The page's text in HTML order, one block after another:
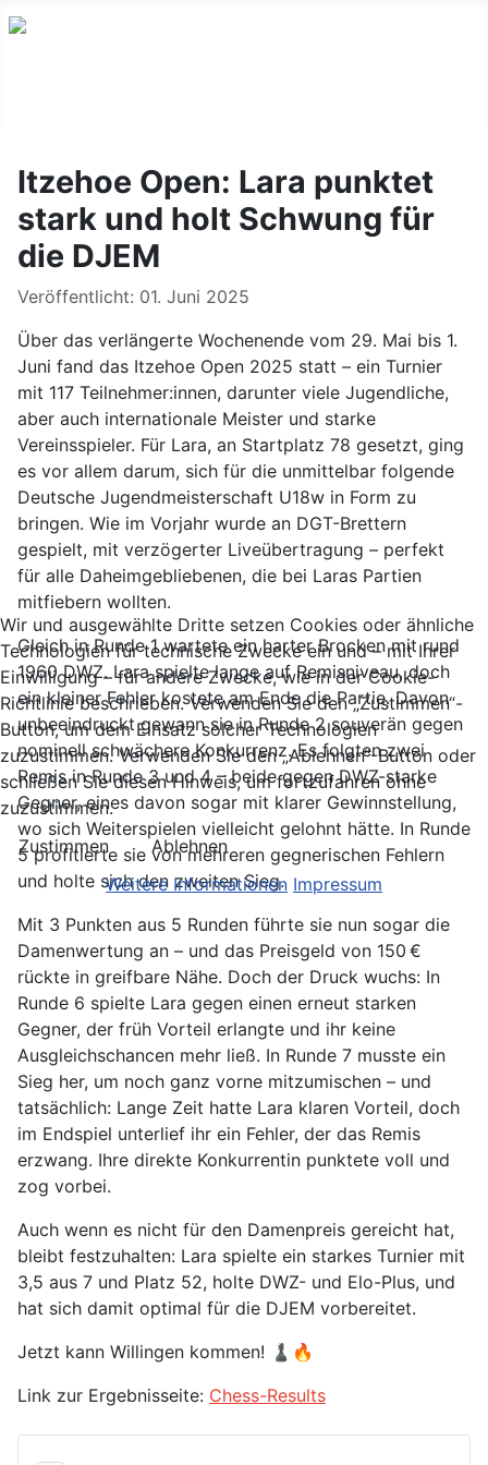
Itzehoe Open: Lara punktet
stark und holt Schwung für
die DJEM
Details
Veröffentlicht: 01. Juni 2025
Über das verlängerte Wochenende vom 29. Mai bis 1.
Juni fand das Itzehoe Open 2025 statt – ein Turnier
mit 117 Teilnehmer:innen, darunter viele Jugendliche,
aber auch internationale Meister und starke
Vereinsspieler. Für Lara, an Startplatz 78 gesetzt, ging
es vor allem darum, sich für die unmittelbar folgende
Deutsche Jugendmeisterschaft U18w in Form zu
bringen. Wie im Vorjahr wurde an DGT-Brettern
gespielt, mit verzögerter Liveübertragung – perfekt
für alle Daheimgebliebenen, die bei Laras Partien
mitfiebern wollten.
Gleich in Runde 1 wartete ein harter Brocken mit rund
1960 DWZ. Lara spielte lange auf Remisniveau, doch
ein kleiner Fehler kostete am Ende die Partie. Davon
unbeeindruckt gewann sie in Runde 2 souverän gegen
nominell schwächere Konkurrenz. Es folgten zwei
Remis in Runde 3 und 4 – beide gegen DWZ-starke
Gegner, eines davon sogar mit klarer Gewinnstellung,
wo sich Weiterspielen vielleicht gelohnt hätte. In Runde
5 profitierte sie von mehreren gegnerischen Fehlern
und holte sich den zweiten Sieg.
Mit 3 Punkten aus 5 Runden führte sie nun sogar die
Damenwertung an – und das Preisgeld von 150 €
rückte in greifbare Nähe. Doch der Druck wuchs: In
Runde 6 spielte Lara gegen einen erneut starken
Gegner, der früh Vorteil erlangte und ihr keine
Ausgleichschancen mehr ließ. In Runde 7 musste ein
Sieg her, um noch ganz vorne mitzumischen – und
tatsächlich: Lange Zeit hatte Lara klaren Vorteil, doch
im Endspiel unterlief ihr ein Fehler, der das Remis
erzwang. Ihre direkte Konkurrentin punktete voll und
zog vorbei.
Auch wenn es nicht für den Damenpreis gereicht hat,
bleibt festzuhalten: Lara spielte ein starkes Turnier mit
3,5 aus 7 und Platz 52, holte DWZ- und Elo-Plus, und
hat sich damit optimal für die DJEM vorbereitet.
Jetzt kann Willingen kommen! ♟️🔥
Link zur Ergebnisseite: Chess-Results
Wir und ausgewählte Dritte setzen Cookies oder ähnliche
Technologien für technische Zwecke ein und – mit Ihrer
Einwilligung – für andere Zwecke, wie in der Cookie-
Richtlinie beschrieben. Verwenden Sie den „Zustimmen“-
Button, um dem Einsatz solcher Technologien
zuzustimmen. Verwenden Sie den „Ablehnen“-Button oder
schließen Sie diesen Hinweis, um fortzufahren ohne
zuzustimmen.
Zustimmen
Ablehnen
Weitere Informationen Impressum